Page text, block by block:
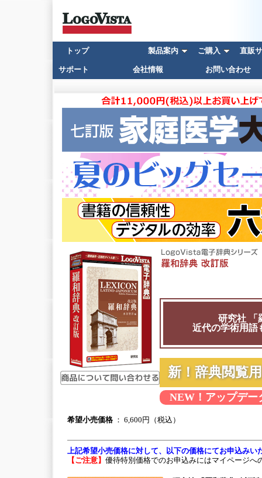
トップ 製品案内 ご購入 直販
サポート 会社情報 お問い合わせ
研究社 「
近代の学術用語
新！辞典閲覧
NEW！アップデー
希望小売価格 ： 6,600円（税込）
上記希望小売価格に対して、以下の価格にてお申込みい
【ご注意】 優待特別価格でのお申込みにはマイページへ